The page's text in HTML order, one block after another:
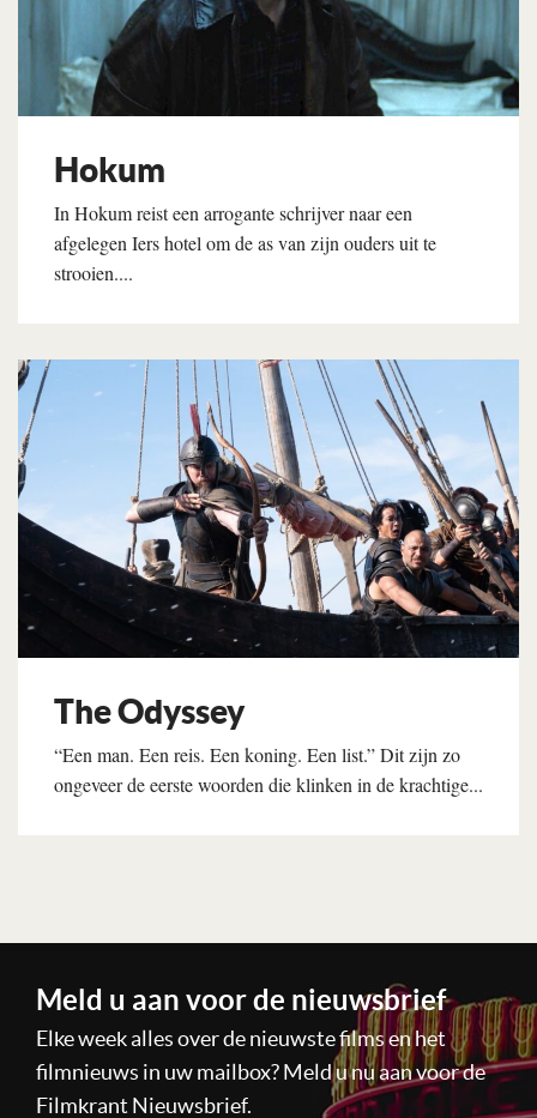
Hokum
In Hokum reist een arrogante schrijver naar een
afgelegen Iers hotel om de as van zijn ouders uit te
strooien....
Lees verder
The Odyssey
“Een man. Een reis. Een koning. Een list.” Dit zijn zo
ongeveer de eerste woorden die klinken in de krachtige...
Meld u aan voor de nieuwsbrief
Elke week alles over de nieuwste films en het
filmnieuws in uw mailbox? Meld u nu aan voor de
Filmkrant Nieuwsbrief.